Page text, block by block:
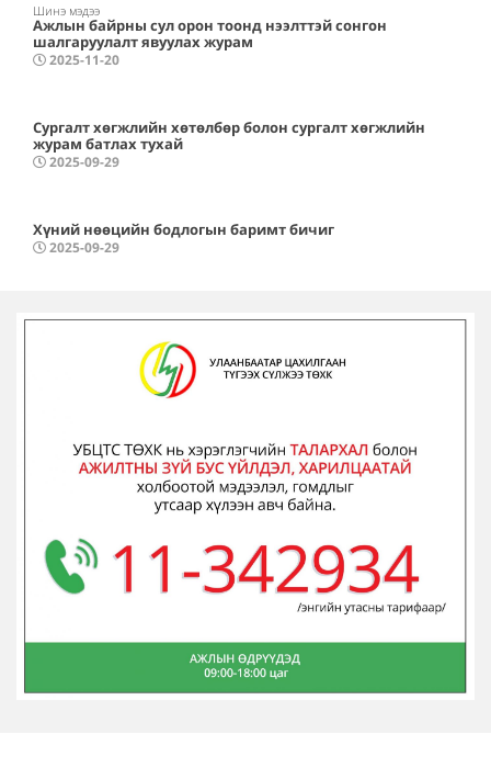
Шинэ мэдээ
Ажлын байрны сул орон тоонд нээлттэй сонгон
шалгаруулалт явуулах журам
2025-11-20
Сургалт хөгжлийн хөтөлбөр болон сургалт хөгжлийн
журам батлах тухай
2025-09-29
Хүний нөөцийн бодлогын баримт бичиг
2025-09-29